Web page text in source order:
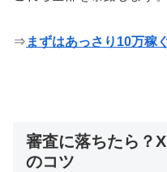
⇒ まずはあっさり10万稼
審査に落ちたら？
のコツ